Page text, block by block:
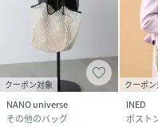
クーポン対象
NANO universe
その他のバッグ
クーポ
INED
ボスト